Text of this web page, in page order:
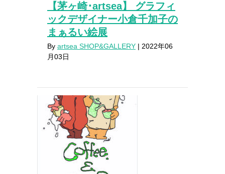
【茅ヶ崎･artsea】 グラフィ
ックデザイナー小倉千加子の
まぁるい絵展
By artsea SHOP&GALLERY | 2022年06
月03日